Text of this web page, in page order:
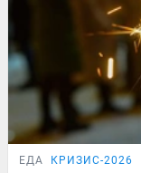
ЕДА КРИЗИС-2026